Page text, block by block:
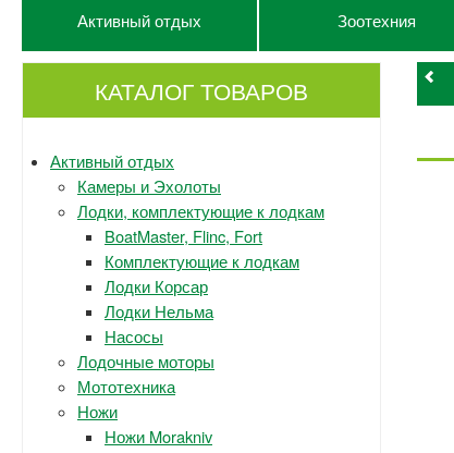
Активный отдых Зоотехния
КАТАЛОГ ТОВАРОВ
Активный отдых
Камеры и Эхолоты
Лодки, комплектующие к лодкам
BoatMaster, Flinc, Fort
Комплектующие к лодкам
Лодки Корсар
Лодки Нельма
Насосы
Лодочные моторы
Мототехника
Ножи
Ножи Morakniv